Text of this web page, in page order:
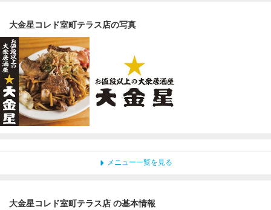
大金星コレド室町テラス店の写真
メニュー一覧を見る
大金星コレド室町テラス店 の基本情報